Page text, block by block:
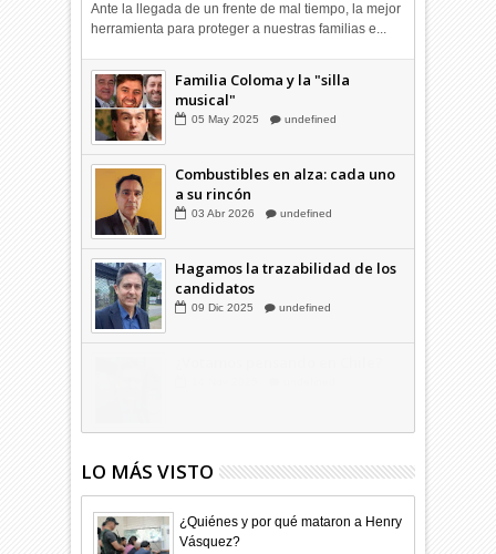
Ante la llegada de un frente de mal tiempo, la mejor
herramienta para proteger a nuestras familias e...
Combustibles en alza: cada uno
a su rincón
03 Abr 2026 undefined
05 May 2025 undefined
03 Abr 2026 undefined
LO MÁS VISTO
¿Quiénes y por qué mataron a Henry
Vásquez?